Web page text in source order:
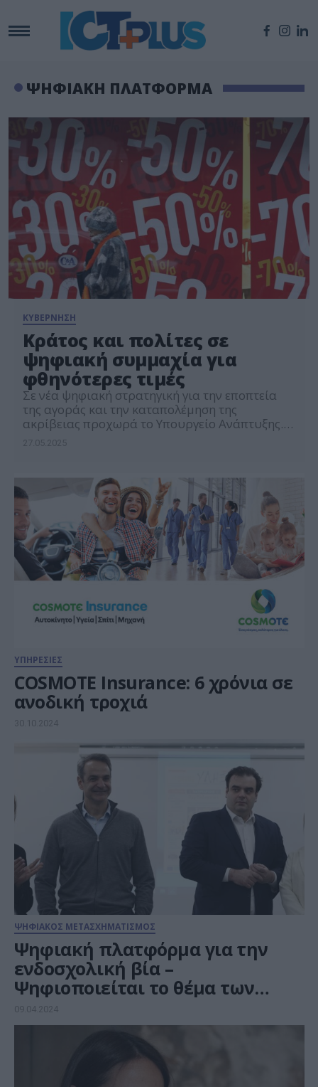
ΨΗΦΙΑΚΗ ΠΛΑΤΦΟΡΜΑ
ΚΥΒΕΡΝΗΣΗ
Κράτος και πολίτες σε
ψηφιακή συμμαχία για
φθηνότερες τιμές
Σε νέα ψηφιακή στρατηγική για την εποπτεία
της αγοράς και την καταπολέμηση της
ακρίβειας προχωρά το Υπουργείο Ανάπτυξης.
φαινόμενα αισχροκέρδειας, ενισχύοντας τους
ελέγχους με τεχνολογικά μέσα.
ΥΠΗΡΕΣΙΕΣ
COSMOTE Insurance: 6 χρόνια σε
ανοδική τροχιά
30.10.2024
ΨΗΦΙΑΚΟΣ ΜΕΤΑΣΧΗΜΑΤΙΣΜΟΣ
Ψηφιακή πλατφόρμα για την
ενδοσχολική βία –
Ψηφιοποιείται το θέμα των
απουσιών
09.04.2024